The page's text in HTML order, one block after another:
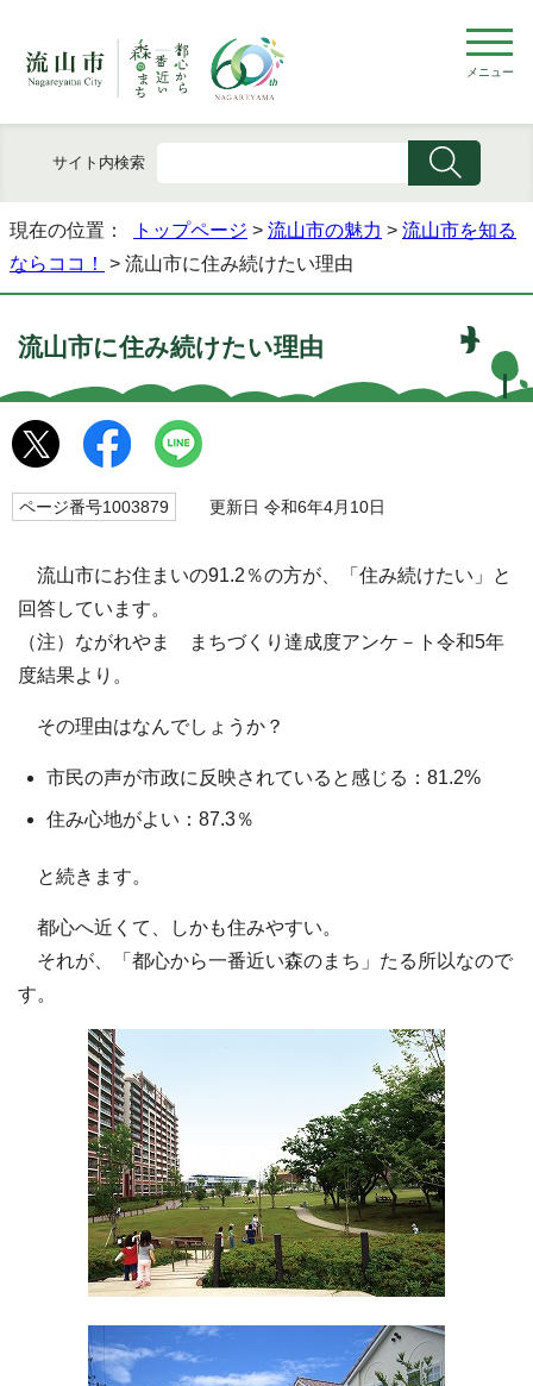
メニュー
サイト内検索
現在の位置： トップページ > 流山市の魅力 > 流山市を知る
ならココ！
> 流山市に住み続けたい理由
流山市に住み続けたい理由
ページ番号1003879 更新日 令和6年4月10日
流山市にお住まいの91.2％の方が、「住み続けたい」と
回答しています。
（注）ながれやま まちづくり達成度アンケ－ト令和5年
度結果より。
その理由はなんでしょうか？
市民の声が市政に反映されていると感じる：81.2%
住み心地がよい：87.3％
と続きます。
都心へ近くて、しかも住みやすい。
それが、「都心から一番近い森のまち」たる所以なので
す。